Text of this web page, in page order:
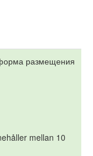
размещения
mellan 10